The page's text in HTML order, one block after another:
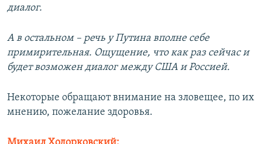
диалог.
А в остальном – речь у Путина вполне себе
примирительная. Ощущение, что как раз сейчас и
будет возможен диалог между США и Россией.
Некоторые обращают внимание на зловещее, по их
мнению, пожелание здоровья.